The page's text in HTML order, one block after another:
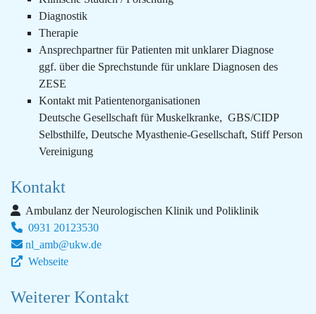
Diagnostik
Therapie
Ansprechpartner für Patienten mit unklarer Diagnose
ggf. über die Sprechstunde für unklare Diagnosen des
ZESE
Kontakt mit Patientenorganisationen
Deutsche Gesellschaft für Muskelkranke, GBS/CIDP
Selbsthilfe, Deutsche Myasthenie-Gesellschaft, Stiff Person
Vereinigung
Kontakt
Ambulanz der Neurologischen Klinik und Poliklinik
0931 20123530
nl_amb@ukw.de
Webseite
Weiterer Kontakt